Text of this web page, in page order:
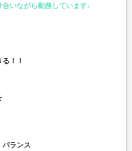
合いながら勤務しています♪
！！
バランス